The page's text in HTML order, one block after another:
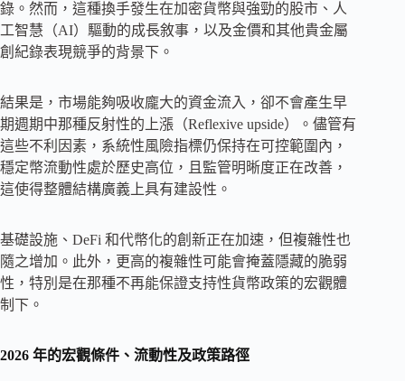
錄。然而，這種換手發生在加密貨幣與強勁的股市、人
工智慧（AI）驅動的成長敘事，以及金價和其他貴金屬
創紀錄表現競爭的背景下。
結果是，市場能夠吸收龐大的資金流入，卻不會產生早
期週期中那種反射性的上漲（Reflexive upside）。儘管有
這些不利因素，系統性風險指標仍保持在可控範圍內，
穩定幣流動性處於歷史高位，且監管明晰度正在改善，
這使得整體結構廣義上具有建設性。
基礎設施、DeFi 和代幣化的創新正在加速，但複雜性也
隨之增加。此外，更高的複雜性可能會掩蓋隱藏的脆弱
性，特別是在那種不再能保證支持性貨幣政策的宏觀體
制下。
2026 年的宏觀條件、流動性及政策路徑